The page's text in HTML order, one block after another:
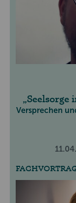
Seelsorge
Versprechen